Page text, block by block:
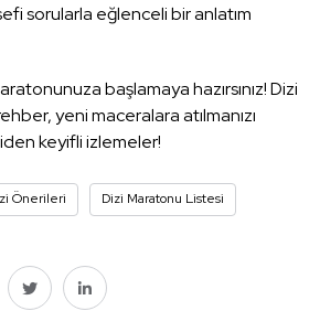
sorularla eğlenceli bir anlatım
başlamaya hazırsınız! Dizi
yeni maceralara atılmanızı
keyifli izlemeler!
Önerileri Dizi Maratonu Listesi